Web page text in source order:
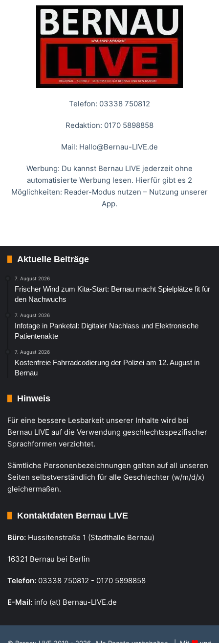
Telefon: 03338 750812
Redaktion: 0170 5898858
Mail: Hallo@Bernau-LIVE.de
Werbung: Du kannst Bernau LIVE jederzeit ohne
automatisierte Werbung lesen. Hierfür gibt es 2
Möglichkeiten: Reader-Modus nutzen – Nutzung unserer
App.
Aktuelle Beiträge
7. August 2026
Frischer Wind zum Kita-Start: Bernau macht Spielplätze fit für
den Nachwuchs
7. August 2026
Infotage in Panketal: Digitaler Nachlass und Elektronische
Patientenakte
7. August 2026
Kostenfreie Fahrradcodierung der Polizei am 12. August in
Bernau
Hinweis
Für eine bessere Lesbarkeit unserer Inhalte wird bei
Bernau LIVE auf die Verwendung geschlechtsspezifischer
Sprachformen verzichtet.
Sämtliche Personenbezeichnungen gelten auf all unseren
Seiten selbstverständlich für alle Geschlechter (w/m/d/x)
gleichermaßen.
Kontaktdaten Bernau LIVE
Büro: Hussitenstraße 1 (Stadthalle Bernau)
16321 Bernau bei Berlin
Telefon: 03338 750812 - 0170 5898858
E-Mail: info (at) Bernau-LIVE.de